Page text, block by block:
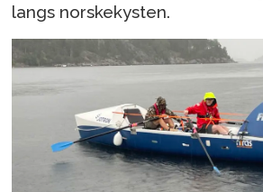
langs norskekysten.